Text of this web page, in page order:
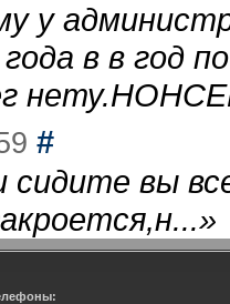
у
в в год
#
сидите вы
»